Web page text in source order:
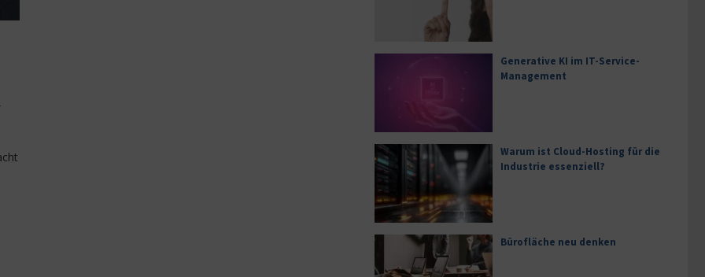
Generative KI im IT-Service-
Management
Warum ist Cloud-Hosting für die
Industrie essenziell?
Bürofläche neu denken